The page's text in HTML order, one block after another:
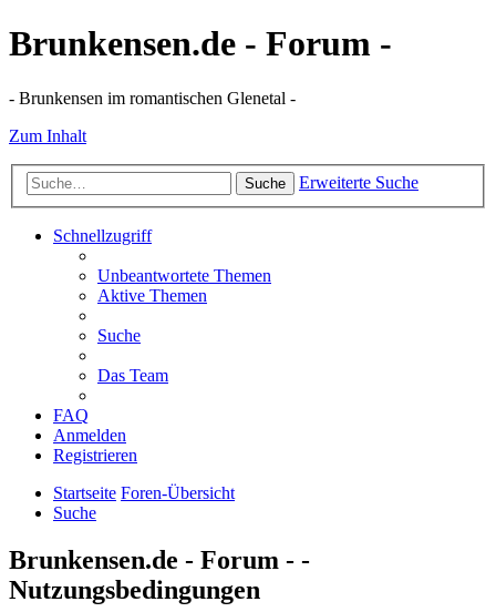
Brunkensen.de - Forum -
- Brunkensen im romantischen Glenetal -
Zum Inhalt
Suche Erweiterte Suche
Schnellzugriff
Unbeantwortete Themen
Aktive Themen
Suche
Das Team
FAQ
Anmelden
Registrieren
Startseite Foren-Übersicht
Suche
Brunkensen.de - Forum - -
Nutzungsbedingungen